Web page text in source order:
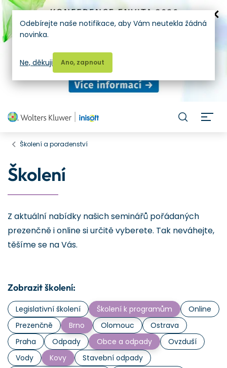
Školení a poradenství
Školení
Z aktuální nabídky našich seminářů pořádaných
prezenčně i online si určitě vyberete. Tak neváhejte,
těšíme se na Vás.
Zobrazit školení:
Legislativní školení Školení k programům
Online
Prezenčně
Brno Olomouc
Ostrava
Praha
Odpady Obce a odpady
Ovzduší
Vody
Kovy
Stavební odpady
Odebírejte naše notifikace, aby Vám neutekla žádná
novinka.
Ano, zapnout
Ne, děkuji